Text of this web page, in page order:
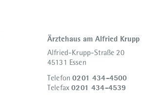
Ärztehaus am Alfried Krupp
Alfried-Krupp-Straße 20
45131 Essen
Telefon0201 434-4500
Telefax0201 434-4539